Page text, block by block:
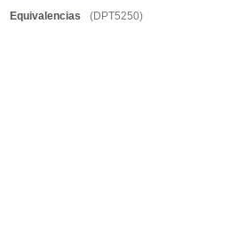
Equivalencias (DPT5250)